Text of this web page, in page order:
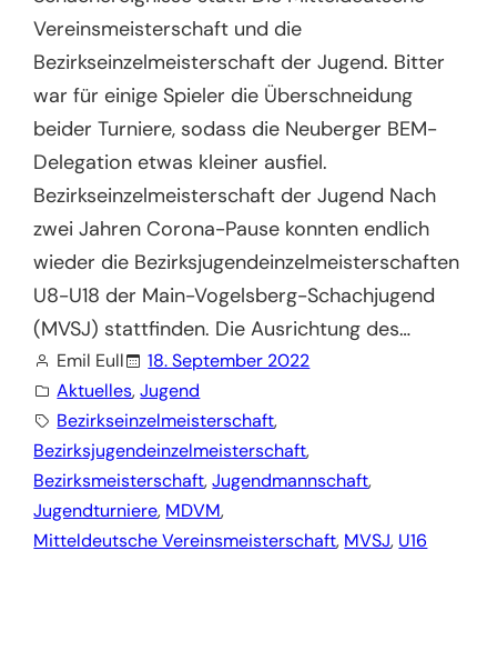
Vereinsmeisterschaft und die
Bezirkseinzelmeisterschaft der Jugend. Bitter
war für einige Spieler die Überschneidung
beider Turniere, sodass die Neuberger BEM-
Delegation etwas kleiner ausfiel.
Bezirkseinzelmeisterschaft der Jugend Nach
zwei Jahren Corona-Pause konnten endlich
wieder die Bezirksjugendeinzelmeisterschaften
U8-U18 der Main-Vogelsberg-Schachjugend
(MVSJ) stattfinden. Die Ausrichtung des…
Emil Eull
18. September 2022
Aktuelles, Jugend
Bezirkseinzelmeisterschaft,
Bezirksjugendeinzelmeisterschaft,
Bezirksmeisterschaft, Jugendmannschaft,
Jugendturniere, MDVM,
Mitteldeutsche Vereinsmeisterschaft, MVSJ, U16